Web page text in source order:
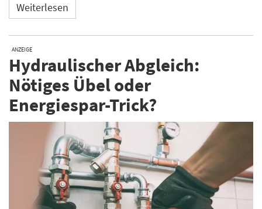
Weiterlesen
ANZEIGE
Hydraulischer Abgleich:
Nötiges Übel oder
Energiespar-Trick?